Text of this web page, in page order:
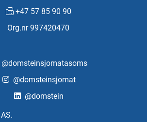
+47 57 85 90 90
Org.nr 997420470
@domsteinsjomatasoms
@domsteinsjomat
@domstein